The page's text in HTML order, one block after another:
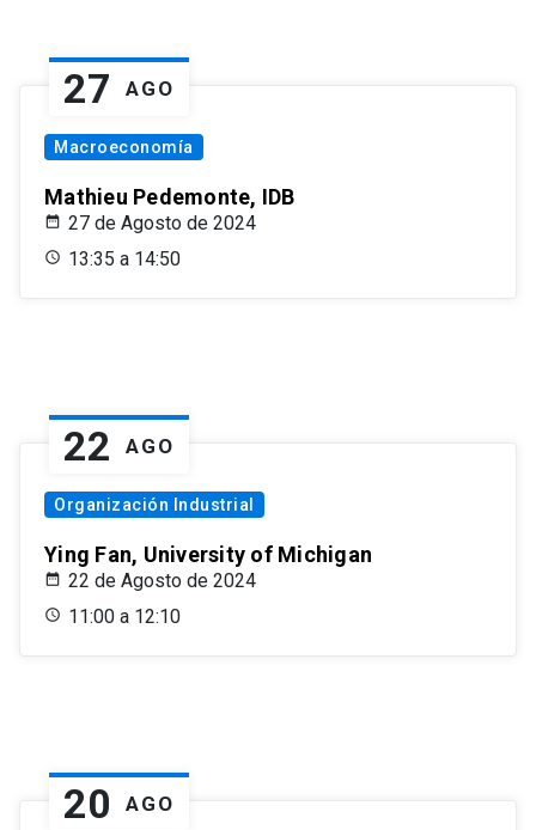
27 AGO
Macroeconomía
Mathieu Pedemonte, IDB
27 de Agosto de 2024
13:35 a 14:50
22 AGO
Organización Industrial
Ying Fan, University of Michigan
22 de Agosto de 2024
11:00 a 12:10
20 AGO